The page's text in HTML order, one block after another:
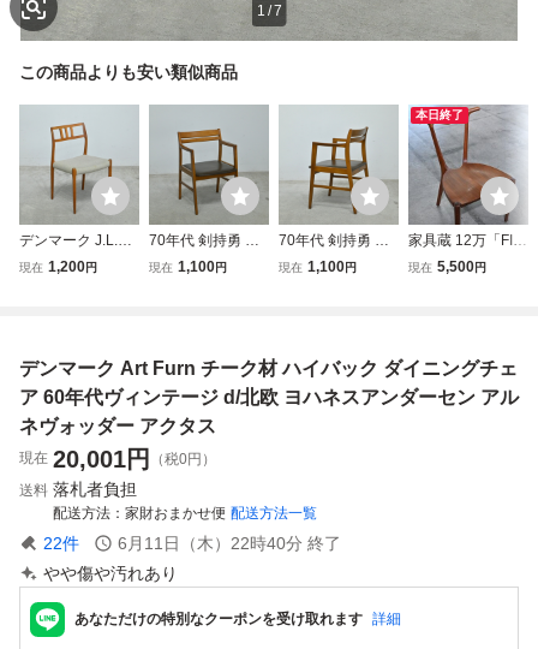
1 /7
この商品よりも安い類似商品
デンマーク J.L.Mo
ller “Model 79” チ
スチャンセン Idee
現在 1,200円
70年代 剣持勇 三
平興業研究所 ビー
天童木工 オールド
マルニ D&D
現在 1,100円
70年代 剣持勇 三
平興業研究所 ビー
坂倉準三 豊口克平
形而工房
現在 1,100円
本日終了
家具蔵 12万「FIN/
フィン」チェア B
ラウンジ テラス
書斎 KAGURA
現在 5,500円
デンマーク Art Furn チーク材 ハイバック ダイニングチェ
ア 60年代ヴィンテージ d/北欧 ヨハネスアンダーセン アル
ネヴォッダー アクタス
現在 20,001円
（税0円）
送料 落札者負担
配送方法 家財おまかせ便 配送方法一覧
22件 6月11日（木）22時40分 終了
やや傷や汚れあり
あなただけの特別なクーポンを受け取れます 詳細